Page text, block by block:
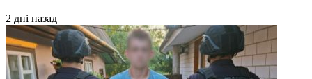
2 дні назад